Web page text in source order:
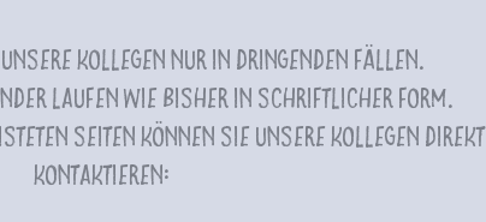
Kollegen nur in dringenden Fällen.
laufen wie bisher in schriftlicher Form.
Seiten können Sie unsere Kollegen direkt
kontaktieren: